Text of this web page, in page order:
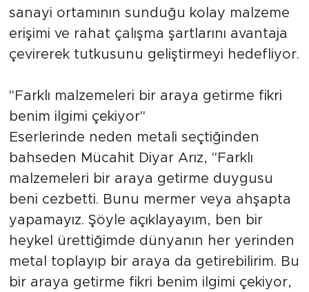
sanayi ortamının sunduğu kolay malzeme
erişimi ve rahat çalışma şartlarını avantaja
çevirerek tutkusunu geliştirmeyi hedefliyor.
"Farklı malzemeleri bir araya getirme fikri
benim ilgimi çekiyor"
Eserlerinde neden metali seçtiğinden
bahseden Mücahit Diyar Arız, "Farklı
malzemeleri bir araya getirme duygusu
beni cezbetti. Bunu mermer veya ahşapta
yapamayız. Şöyle açıklayayım, ben bir
heykel ürettiğimde dünyanın her yerinden
metal toplayıp bir araya da getirebilirim. Bu
bir araya getirme fikri benim ilgimi çekiyor,